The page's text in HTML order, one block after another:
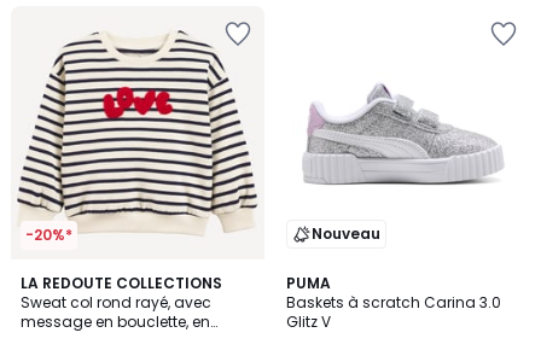
-20%*
LA REDOUTE COLLECTIONS
Sweat col rond rayé, avec
message en bouclette, en
Nouveau
PUMA
Baskets à scratch Carina 3.0
Glitz V